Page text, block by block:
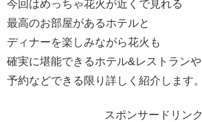
今回はめっちゃ花火が近くで見れる
最高のお部屋があるホテルと
ディナーを楽しみながら花火も
確実に堪能できるホテル&レストランや
予約などできる限り詳しく紹介します。
スポンサードリンク